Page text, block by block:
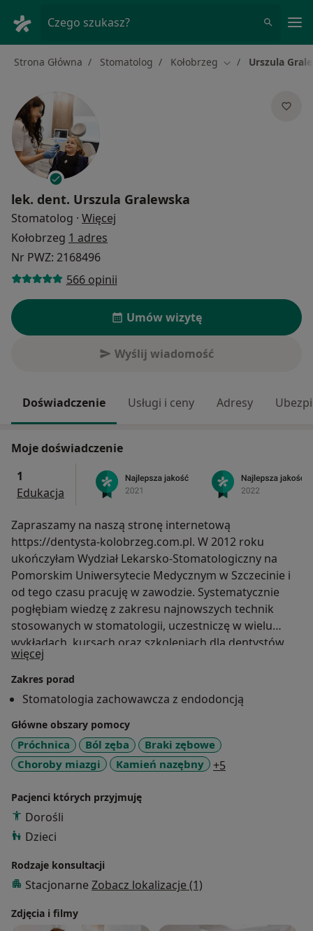
Czego szukasz?
Strona Główna Stomatolog Kołobrzeg Zmień miasto
Urszula
lek. dent. Urszula Gralewska
Stomatolog · Więcej
Kołobrzeg 1 adres
Nr PWZ: 2168496
566 opinii
Umów wizytę
Wyślij wiadomość
Doświadczenie Usługi i ceny Adresy
Moje doświadczenie
1
Edukacja
Zapraszamy na naszą stronę internetową
https://dentysta-kolobrzeg.com.pl. W 2012 roku
ukończyłam Wydział Lekarsko-Stomatologiczny na
Pomorskim Uniwersytecie Medycznym w Szczecinie i
od tego czasu pracuję w zawodzie. Systematycznie
pogłębiam wiedzę z zakresu najnowszych technik
stosowanych w stomatologii, uczestniczę w wielu
wykładach, kursach oraz szkoleniach dla dentystów.
Moją ambicją było stworzenie gabinetu przyjaznego
pacjentom, zarówno dorosłym jak i dzieciom,
wyposażonego w zaawansowany technologicznie
sprzęt, który zapewni najwyższe standardy
wykonywanych zabiegów. Jako lekarz dentysta cenię
sobie dobry kontakt z pacjentem i owocną współpracę
z dziećmi. Zapewniam indywidualne podejście do
każdego pacjenta.Zapraszamy Dentina-gabinet
stomatologiczny Urszula Gralewska
więcej
Zakres porad
Stomatologia zachowawcza z endodoncją
Główne obszary pomocy
Próchnica Ból zęba
Braki zębowe
Choroby miazgi
Kamień nazębny +5
Pacjenci których przyjmuję
Dorośli
Dzieci
Rodzaje konsultacji
Stacjonarne Zobacz lokalizacje (1)
Zdjęcia i filmy